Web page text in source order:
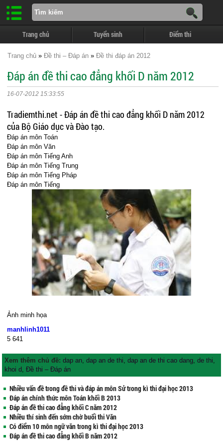
Trang chủ Tuyển sinh Điểm thi
Trang chủ » Đề thi – Đáp án » Đề thi đáp án 2012
Đáp án đề thi cao đẳng khối D năm 2012
16-07-2012 15:33:55
Tradiemthi.net - Đáp án đề thi cao đẳng khối D năm 2012
của Bộ Giáo dục và Đào tạo.
Đáp án môn Toán
Đáp án môn Văn
Đáp án môn Tiếng Anh
Đáp án môn Tiếng Trung
Đáp án môn Tiếng Pháp
Đáp án môn Tiếng
Ảnh minh họa
manhlinh1011
5 641
Xem thêm chủ đề:dap an ,dap an de thi ,dap an de thi cao dang ,de thi
khoi d ,Đề thi – Đáp án
Nhiều vấn đề trong đề thi và đáp án môn Sử trong kì thi đại học 2013
Đáp án chính thức môn Toán khối B 2013
Đáp án đề thi cao đẳng khối C năm 2012
Nhiều thí sinh đến sớm chờ buổi thi Văn
Có điểm 10 môn ngữ văn trong kì thi đại học 2013
Đáp án đề thi cao đẳng khối B năm 2012